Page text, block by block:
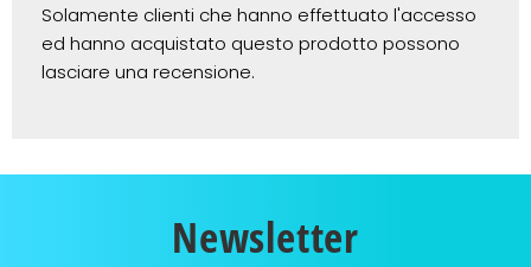
Solamente clienti che hanno effettuato l'accesso
ed hanno acquistato questo prodotto possono
lasciare una recensione.
Newsletter